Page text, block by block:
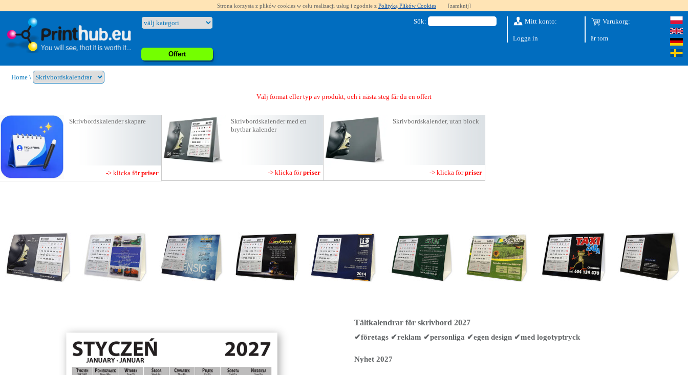
Strona korzysta z plików cookies w celu realizacji usług i zgodnie z Polityką Plików Cookies [zamknij]
Offert
Sök: Mitt konto:
Logga in
Varukorg:
är tom
Home \
Välj format eller typ av produkt, och i nästa steg får du en offert
Skrivbordskalender skapare
-> klicka förpriser
Skrivbordskalender med en
brytbar kalender
-> klicka förpriser
Skrivbordskalender, utan block
-> klicka förpriser
Tältkalendrar för skrivbord 2027
✔företags ✔reklam ✔personliga ✔egen design ✔med logotyptryck
Nyhet 2027